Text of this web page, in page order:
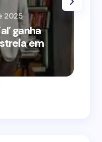
ganha
em
2025